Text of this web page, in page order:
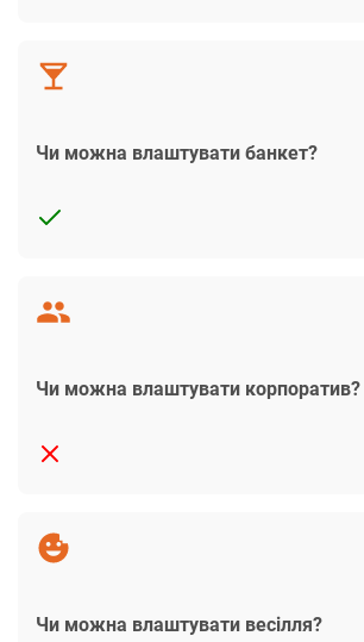
Чи можна влаштувати банкет?
Чи можна влаштувати корпоратив?
Чи можна влаштувати весілля?